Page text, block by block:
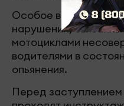
Особое внимание
нарушений,
мотоциклами
водителями в
опьянения.
Перед